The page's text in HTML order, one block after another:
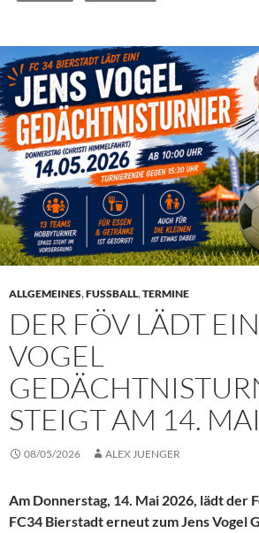
ALLGEMEINES,FUSSBALL,TERMINE
DER FÖV LÄDT
VOGEL
STEIGT AM 14. MAI
08/05/2026 ALEX JUENGER
Am Donnerstag, 14. Mai 2026, lädt der
FC34 Bierstadt erneut zum Jens Vogel